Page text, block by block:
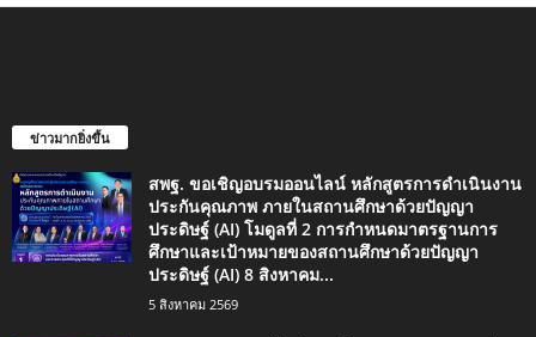
ข่าวมากยิ่งขึ้น
สพฐ. ขอเชิญอบรมออนไลน์ หลักสูตรการดำเนินงาน
ประกันคุณภาพ ภายในสถานศึกษาด้วยปัญญา
ประดิษฐ์ (AI) โมดูลที่ 2 การกำหนดมาตรฐานการ
ศึกษาและเป้าหมายของสถานศึกษาด้วยปัญญา
ประดิษฐ์ (AI) 8 สิงหาคม...
5 สิงหาคม 2569